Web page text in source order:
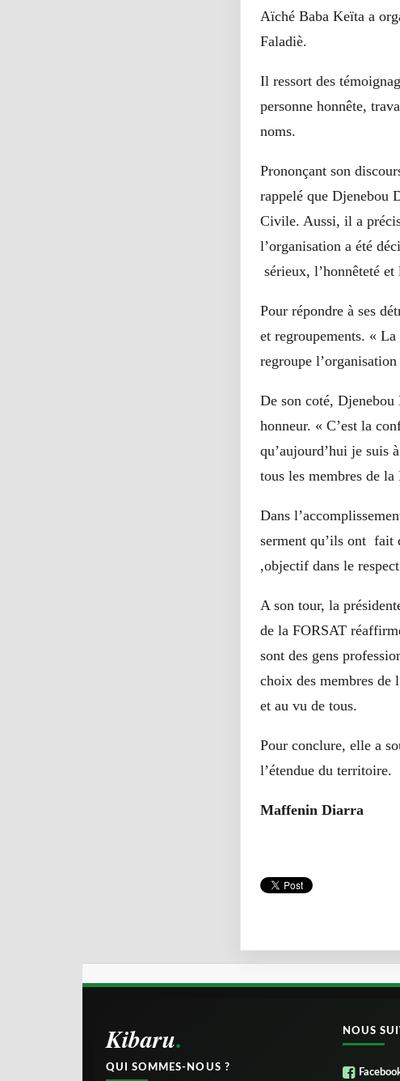
Aïché Baba Keïta a
Faladiè.
Il ressort des
personne honnête,
noms.
Prononçant son
rappelé que Djenebou
Civile. Aussi, il a
l’organisation a été
sérieux, l’honnêteté
Pour répondre à ses
et regroupements. «
regroupe
De son coté, Djenebou
honneur. « C’est la
qu’aujourd’hui je suis
tous les membres de
Dans
serment qu’ils ont fait
,objectif dans le
A son tour, la
de la FORSAT
sont des gens
choix des membres de
et au vu de tous.
Pour conclure, elle a
l’étendue du territoire.
Maffenin Diarra
Kibaru
QUI SOMMES-NOUS ?
NOUS